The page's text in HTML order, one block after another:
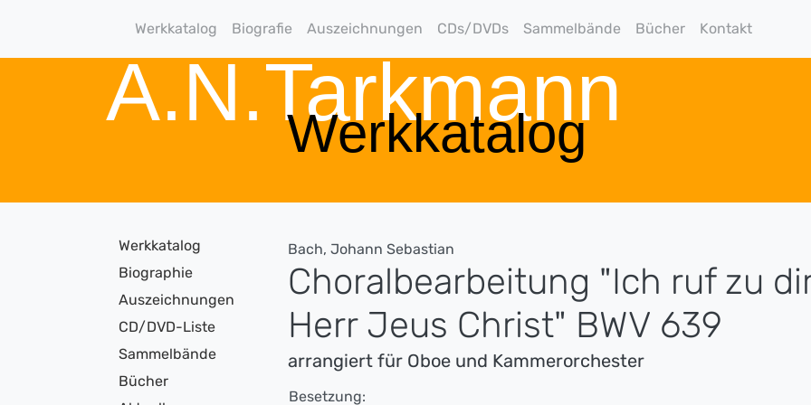
Werkkatalog Biografie Auszeichnungen CDs/DVDs Sammelbände Bücher Kontakt
A.N.Tarkmann
Werkkatalog
Werkkatalog
Biographie
Auszeichnungen
CD/DVD-Liste
Sammelbände
Bücher
Bach, Johann Sebastian
Choralbearbeitung "Ich ruf zu
Herr Jeus Christ" BWV 639
arrangiert für Oboe und Kammerorchester
Besetzung: